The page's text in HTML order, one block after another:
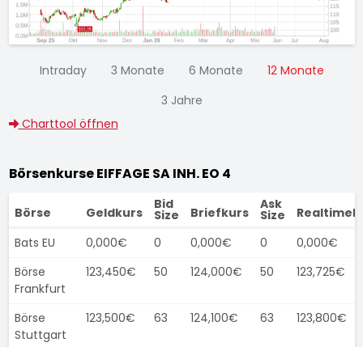
Intraday 3 Monate 6 Monate
12 Monate
3 Jahre
Charttool öffnen
Börsenkurse EIFFAGE SA INH. EO 4
Börse Geldkurs
Bid
Size Briefkurs
Ask
Size
Bats EU
0,000€ 0 0,000€ 0
0,000€
Börse
Frankfurt
123,450€ 50 124,000€ 50 123,725€
Börse
Stuttgart
123,500€ 63 124,100€ 63 123,800€